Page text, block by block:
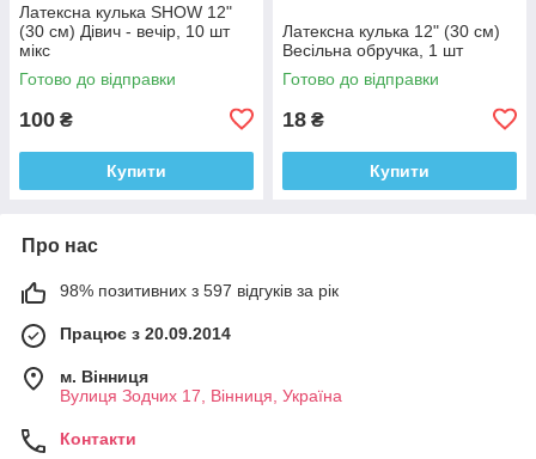
Латексна кулька SHOW 12"
(30 см) Дівич - вечір, 10 шт
мікс
Готово до відправки
100 ₴
Купити
Латексна кулька 12" (30 см)
Весільна обручка, 1 шт
Готово до відправки
18 ₴
Купити
Про нас
98% позитивних з 597 відгуків за рік
Працює з 20.09.2014
м. Вінниця
Вулиця Зодчих 17, Вінниця, Україна
Контакти